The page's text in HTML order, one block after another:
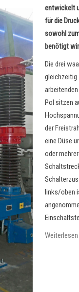
entwickelt
für die
sowohl
benötigt
Die drei
gleichzeitig
Pol sitzen
der
eine Düse
oder
links/oben
Weiterlesen